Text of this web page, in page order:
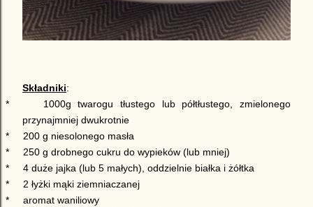
Składniki:
*
1000g twarogu tłustego lub półtłustego, zmielonego
przynajmniej dwukrotnie
*
200 g niesolonego masła
*
250 g drobnego cukru do wypieków (lub mniej)
*
4 duże jajka (lub 5 małych), oddzielnie białka i żółtka
*
2 łyżki mąki ziemniaczanej
*
aromat waniliowy